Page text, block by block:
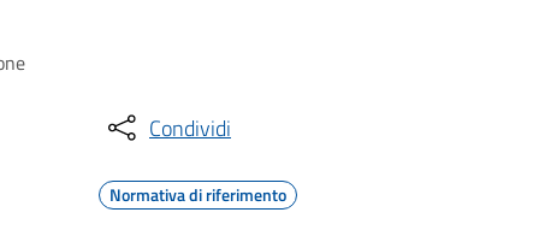
Condividi
Normativa di riferimento